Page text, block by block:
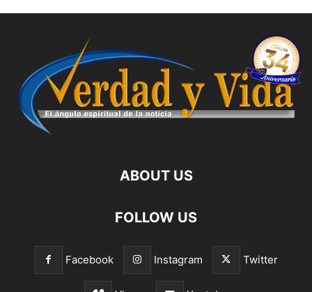
ABOUT US
FOLLOW US
Facebook Instagram Twitter